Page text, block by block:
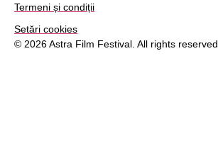
Termeni și condiții
Setări cookies
© 2026 Astra Film Festival. All rights reserved.